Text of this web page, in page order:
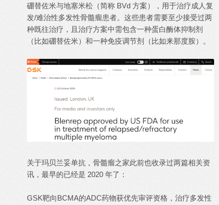
硼替佐米与地塞米松（简称 BVd 方案），用于治疗成人复
发/难治性多发性骨髓瘤患者。这些患者需要至少接受过两
种既往治疗，且治疗方案中需包含一种蛋白酶体抑制剂
（比如硼替佐米）和一种免疫调节剂（比如来那度胺）。
关于玛贝兰妥单抗，骨髓瘤之家此前也收录过两篇相关资
讯，最早的已经是 2020 年了：
GSK靶向BCMA的ADC药物获优先审评资格，治疗多发性